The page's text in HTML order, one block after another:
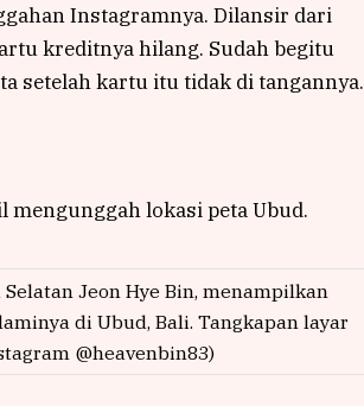
Instagramnya. Dilansir dari
kreditnya hilang. Sudah begitu
setelah kartu itu tidak di tangannya.
lokasi peta Ubud.
Jeon Hye Bin, menampilkan
di Ubud, Bali. Tangkapan layar
@heavenbin83)